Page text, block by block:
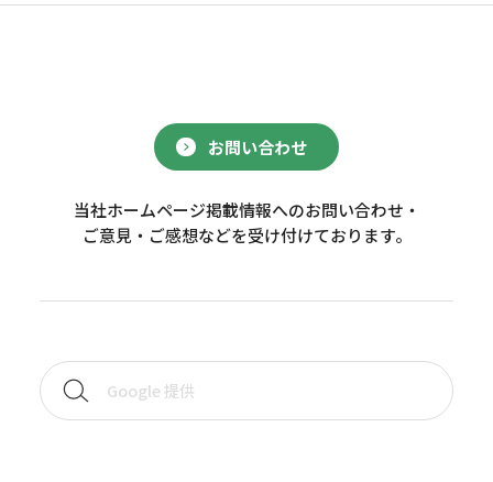
お問い合わせ
当社ホームページ掲載情報へのお問い合わせ・
ご意見・ご感想などを受け付けております。